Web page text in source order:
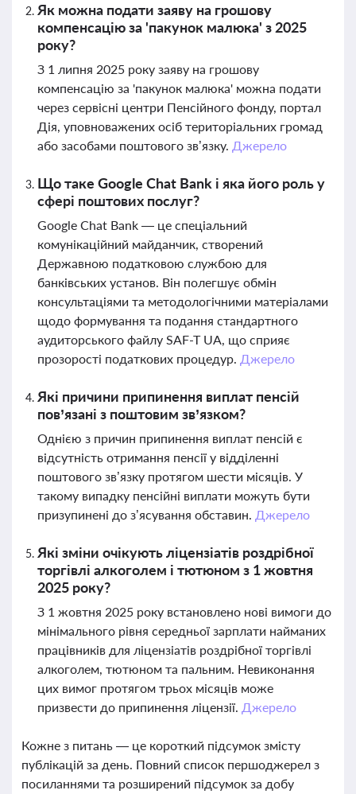
Як можна подати заяву на грошову
компенсацію за 'пакунок малюка' з 2025
року?
З 1 липня 2025 року заяву на грошову
компенсацію за 'пакунок малюка' можна подати
через сервісні центри Пенсійного фонду, портал
Дія, уповноважених осіб територіальних громад
або засобами поштового зв’язку. Джерело
Що таке Google Chat Bank і яка його роль у
сфері поштових послуг?
Google Chat Bank — це спеціальний
комунікаційний майданчик, створений
Державною податковою службою для
банківських установ. Він полегшує обмін
консультаціями та методологічними матеріалами
щодо формування та подання стандартного
аудиторського файлу SAF-T UA, що сприяє
прозорості податкових процедур. Джерело
Які причини припинення виплат пенсій
пов’язані з поштовим зв’язком?
Однією з причин припинення виплат пенсій є
відсутність отримання пенсії у відділенні
поштового зв’язку протягом шести місяців. У
такому випадку пенсійні виплати можуть бути
призупинені до з’ясування обставин. Джерело
Які зміни очікують ліцензіатів роздрібної
торгівлі алкоголем і тютюном з 1 жовтня
2025 року?
З 1 жовтня 2025 року встановлено нові вимоги до
мінімального рівня середньої зарплати найманих
працівників для ліцензіатів роздрібної торгівлі
алкоголем, тютюном та пальним. Невиконання
цих вимог протягом трьох місяців може
призвести до припинення ліцензії. Джерело
Кожне з питань — це короткий підсумок змісту
публікацій за день. Повний список першоджерел з
посиланнями та розширений підсумок за добу